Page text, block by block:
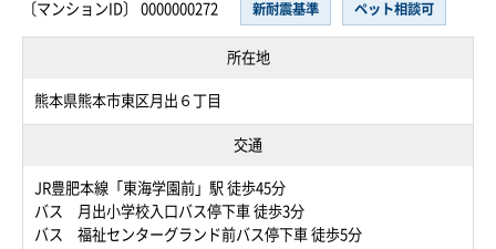
〔マンションID〕 0000000272 新耐震基準 ペット相談可
所在地
熊本県熊本市東区月出６丁目
交通
JR豊肥本線「東海学園前」駅 徒歩45分
バス 月出小学校入口バス停下車 徒歩3分
バス 福祉センターグランド前バス停下車 徒歩5分